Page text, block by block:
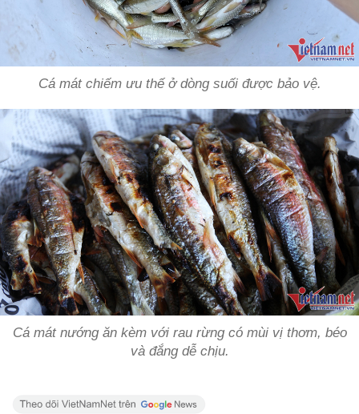
Cá mát chiếm ưu thế ở dòng suối được bảo vệ.
Cá mát nướng ăn kèm với rau rừng có mùi vị thơm, béo
và đắng dễ chịu.